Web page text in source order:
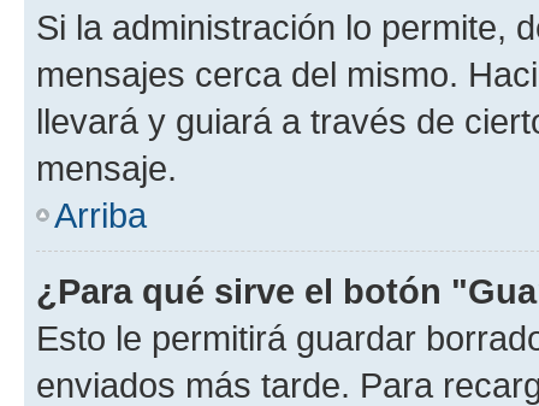
Si la administración lo permite,
mensajes cerca del mismo.
llevará y guiará a través de
mensaje.
Arriba
¿Para qué sirve el botón
Esto le permitirá guardar
enviados más tarde. Para